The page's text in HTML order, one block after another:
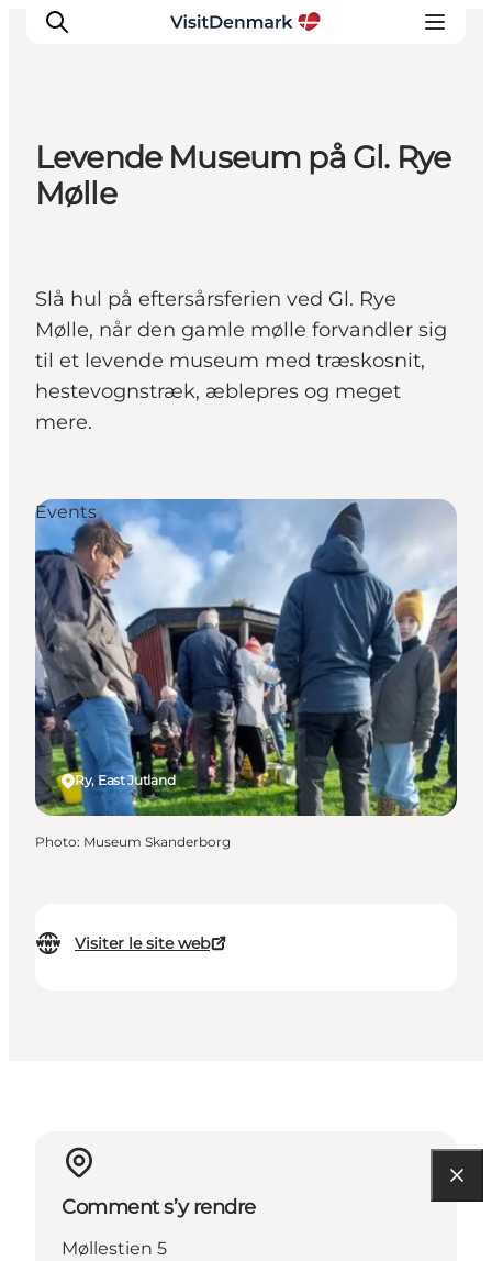
Inspirations
Planifiez votre voyage
Levende Museum på Gl. Rye
Mølle
Slå hul på eftersårsferien ved Gl. Rye
Mølle, når den gamle mølle forvandler sig
til et levende museum med træskosnit,
hestevognstræk, æblepres og meget
mere.
Visiter le site web
Ry, East Jutland
Events
Photo: Museum Skanderborg
Comment s’y rendre
Møllestien 5